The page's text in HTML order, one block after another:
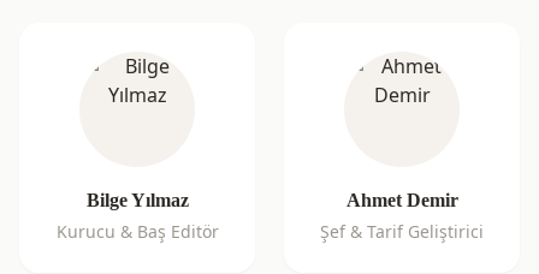
Bilge Yılmaz
Kurucu & Baş Editör
Ahmet Demir
Şef & Tarif Geliştirici